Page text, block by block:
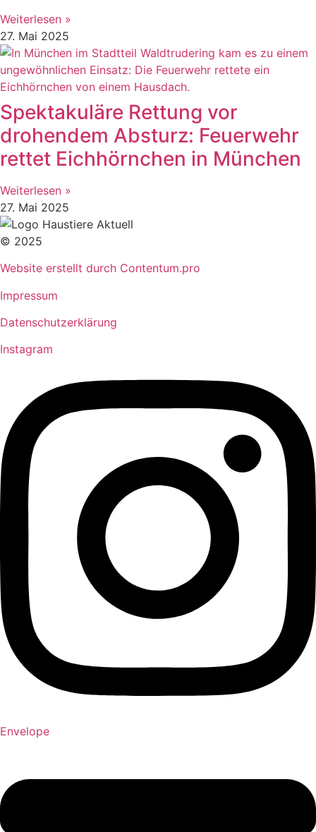
Weiterlesen »
27. Mai 2025
Spektakuläre Rettung vor
drohendem Absturz: Feuerwehr
rettet Eichhörnchen in München
Weiterlesen »
27. Mai 2025
© 2025
Website erstellt durch Contentum.pro
Impressum
Datenschutzerklärung
Instagram
Envelope